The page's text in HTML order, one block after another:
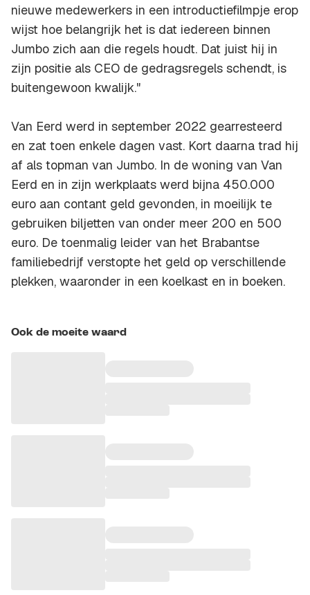
nieuwe medewerkers in een introductiefilmpje erop
wijst hoe belangrijk het is dat iedereen binnen
Jumbo zich aan die regels houdt. Dat juist hij in
zijn positie als CEO de gedragsregels schendt, is
buitengewoon kwalijk."
Van Eerd werd in september 2022 gearresteerd
en zat toen enkele dagen vast. Kort daarna trad hij
af als topman van Jumbo. In de woning van Van
Eerd en in zijn werkplaats werd bijna 450.000
euro aan contant geld gevonden, in moeilijk te
gebruiken biljetten van onder meer 200 en 500
euro. De toenmalig leider van het Brabantse
familiebedrijf verstopte het geld op verschillende
plekken, waaronder in een koelkast en in boeken.
Ook de moeite waard